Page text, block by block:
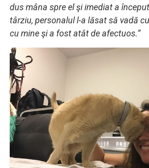
dus mâna spre el şi imediat a
târziu, personalul l-a lăsat să vadă
cu mine şi a fost atât de afectuos.”